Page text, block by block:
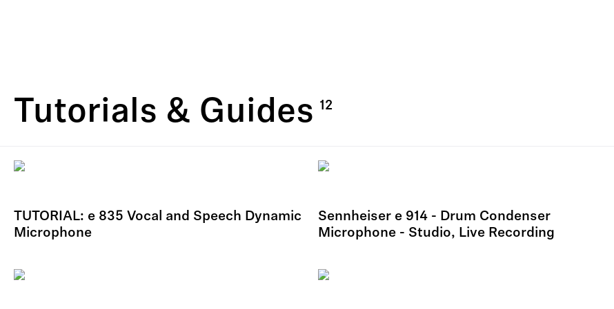
Tutorials & Guides
TUTORIAL: e 835 Vocal and Speech Dynamic
Microphone
Sennheiser e 914 - Drum Condenser
Microphone - Studio, Live Recording